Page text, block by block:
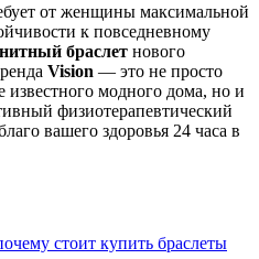
от женщины максимальной
к повседневному
браслет нового
Vision — это не просто
известного модного дома, но и
физиотерапевтический
вашего здоровья 24 часа в
стоит купить браслеты